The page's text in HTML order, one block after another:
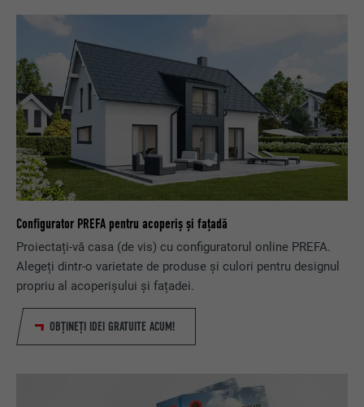
Configurator PREFA pentru acoperiș și fațadă
Proiectați-vă casa (de vis) cu configuratorul online PREFA.
Alegeți dintr-o varietate de produse și culori pentru designul
propriu al acoperișului și fațadei.
OBȚINEȚI IDEI GRATUITE ACUM!